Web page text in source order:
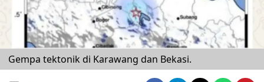
Gempa tektonik di Karawang dan Bekasi.